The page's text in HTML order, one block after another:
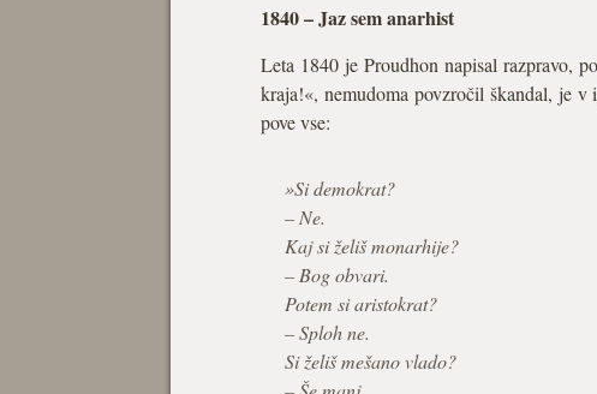
1840 – Jaz sem anarhist
Leta 1840 je Proudhon napisal razpravo,
kraja!«, nemudoma povzročil škandal, je
pove vse:
»Si demokrat?
– Ne.
Kaj si želiš monarhije?
– Bog obvari.
Potem si aristokrat?
– Sploh ne.
Si želiš mešano vlado?